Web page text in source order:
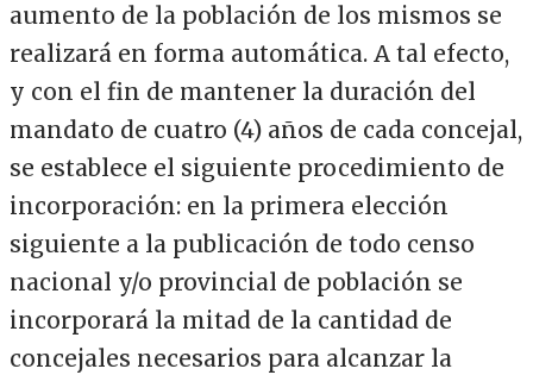
aumento de la población de los mismos se
realizará en forma automática. A tal efecto,
y con el fin de mantener la duración del
mandato de cuatro (4) años de cada concejal,
se establece el siguiente procedimiento de
incorporación: en la primera elección
siguiente a la publicación de todo censo
nacional y/o provincial de población se
incorporará la mitad de la cantidad de
concejales necesarios para alcanzar la